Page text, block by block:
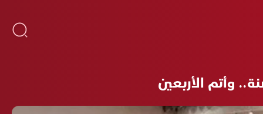
وأتم الأربعين